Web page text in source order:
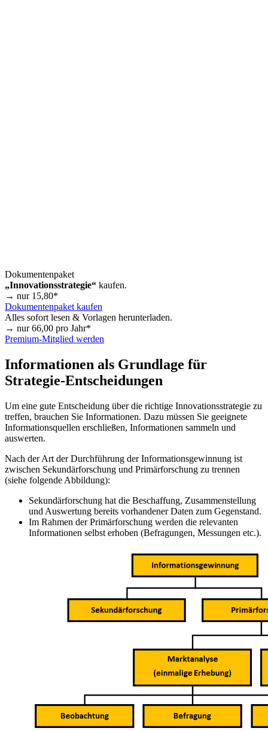
Dokumentenpaket
„Innovationsstrategie“ kaufen.
→ nur 15,80*
Dokumentenpaket kaufen
Alles sofort lesen & Vorlagen herunterladen.
→ nur66,00 pro Jahr*
Premium-Mitglied werden
Informationen als Grundlage für
Strategie-Entscheidungen
Um eine gute Entscheidung über die richtige Innovationsstrategie zu
treffen, brauchen Sie Informationen. Dazu müssen Sie geeignete
Informationsquellen erschließen, Informationen sammeln und
auswerten.
Nach der Art der Durchführung der Informationsgewinnung ist
zwischen Sekundärforschung und Primärforschung zu trennen
(siehe folgende Abbildung):
Sekundärforschung hat die Beschaffung, Zusammenstellung
und Auswertung bereits vorhandener Daten zum Gegenstand.
Im Rahmen der Primärforschung werden die relevanten
Informationen selbst erhoben (Befragungen, Messungen etc.).